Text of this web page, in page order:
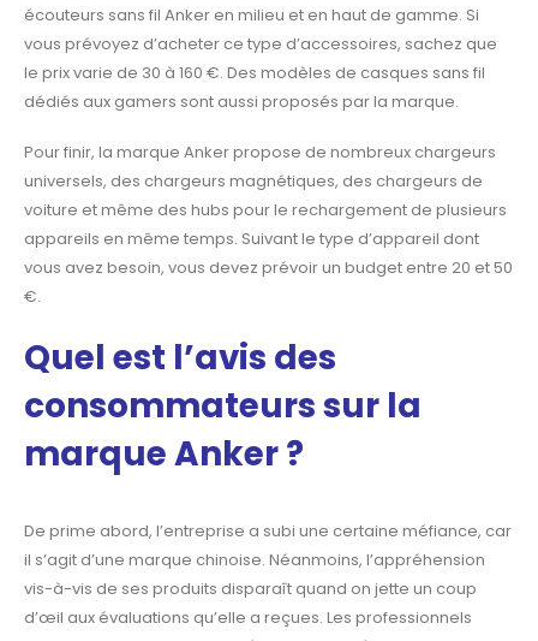
écouteurs sans fil Anker en milieu et en haut de gamme. Si
vous prévoyez d’acheter ce type d’accessoires, sachez que
le prix varie de 30 à 160 €. Des modèles de casques sans fil
dédiés aux gamers sont aussi proposés par la marque.
Pour finir, la marque Anker propose de nombreux chargeurs
universels, des chargeurs magnétiques, des chargeurs de
voiture et même des hubs pour le rechargement de plusieurs
appareils en même temps. Suivant le type d’appareil dont
vous avez besoin, vous devez prévoir un budget entre 20 et 50
€.
Quel est l’avis des
consommateurs sur la
marque Anker ?
De prime abord, l’entreprise a subi une certaine méfiance, car
il s’agit d’une marque chinoise. Néanmoins, l’appréhension
vis-à-vis de ses produits disparaît quand on jette un coup
d’œil aux évaluations qu’elle a reçues. Les professionnels